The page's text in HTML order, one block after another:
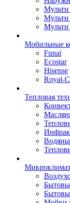
Мульти
Мульти
Мульти
Мобильные
Funai
Ecostar
Hisense
Royal-
Тепловая